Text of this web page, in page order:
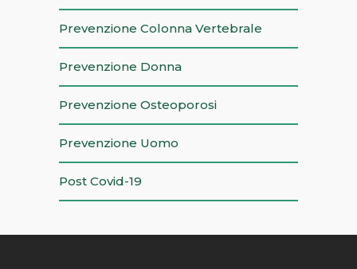
Prevenzione Colonna Vertebrale
Prevenzione Donna
Prevenzione Osteoporosi
Prevenzione Uomo
Post Covid-19